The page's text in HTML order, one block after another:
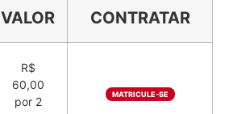
VALOR CONTRATAR
R$
60,00
por 2
MATRICULE-SE